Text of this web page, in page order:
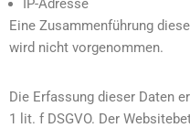
IP-Adresse
Eine Zusammenführung
wird nicht vorgenommen.
Die Erfassung dieser Daten
1 lit. f DSGVO. Der